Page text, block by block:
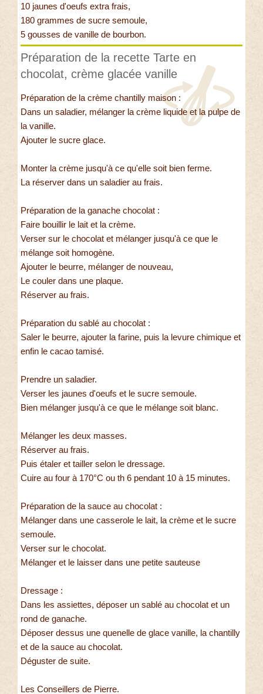
10 jaunes d'oeufs extra frais,
180 grammes de sucre semoule,
5 gousses de vanille de bourbon.
Préparation de la recette Tarte en
chocolat, crème glacée vanille
Préparation de la crème chantilly maison :
Dans un saladier, mélanger la crème liquide et la pulpe de
la vanille.
Ajouter le sucre glace.
Monter la crème jusqu'à ce qu'elle soit bien ferme.
La réserver dans un saladier au frais.
Préparation de la ganache chocolat :
Faire bouillir le lait et la crème.
Verser sur le chocolat et mélanger jusqu'à ce que le
mélange soit homogène.
Ajouter le beurre, mélanger de nouveau,
Le couler dans une plaque.
Réserver au frais.
Préparation du sablé au chocolat :
Saler le beurre, ajouter la farine, puis la levure chimique et
enfin le cacao tamisé.
Prendre un saladier.
Verser les jaunes d'oeufs et le sucre semoule.
Bien mélanger jusqu'à ce que le mélange soit blanc.
Mélanger les deux masses.
Réserver au frais.
Puis étaler et tailler selon le dressage.
Cuire au four à 170°C ou th 6 pendant 10 à 15 minutes.
Préparation de la sauce au chocolat :
Mélanger dans une casserole le lait, la crème et le sucre
semoule.
Verser sur le chocolat.
Mélanger et le laisser dans une petite sauteuse
Dressage :
Dans les assiettes, déposer un sablé au chocolat et un
rond de ganache.
Déposer dessus une quenelle de glace vanille, la chantilly
et de la sauce au chocolat.
Déguster de suite.
Les Conseillers de Pierre.